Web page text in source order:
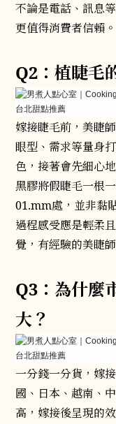
不論是電話、訊息
更值得消費者信賴。
Q2：植睫毛
嫁接睫毛前，美睫
眼型、需求等量身
色，接著會先細心
黑膠將假睫毛一根
01.mm處，並非黏
過程感受應是輕柔
覺，有經驗的美睫
Q3：為什麼
大？
一分錢一分貨，嫁
國、日本、越南、
高，嫁接後呈現的